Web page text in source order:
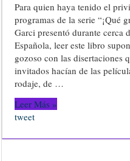
Para quien haya tenido el
programas de la serie “¡Qué
Garci presentó durante cerca
Española, leer este libro
gozoso con las disertaciones
invitados hacían de las
rodaje, de …
Leer Más »
tweet